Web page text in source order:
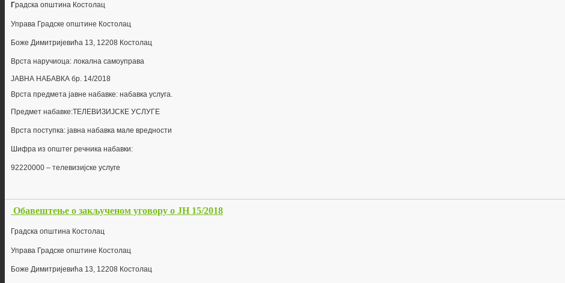
Градска општина Костолац
Управа Градске општине Костолац
Боже Димитријевића 13, 12208 Костолац
Врста наручиоца: локална самоуправа
ЈАВНА НАБАВКА бр. 14/2018
Врста предмета јавне набавке: набавка услуга.
Предмет набавке:ТЕЛЕВИЗИЈСКЕ УСЛУГЕ
Врста поступка: јавна набавка мале вредности
Шифра из општег речника набавки:
92220000 – телевизијске услуге
Обавештење о закљученом уговору о ЈН 15/2018
Градска општина Костолац
Управа Градске општине Костолац
Боже Димитријевића 13, 12208 Костолац